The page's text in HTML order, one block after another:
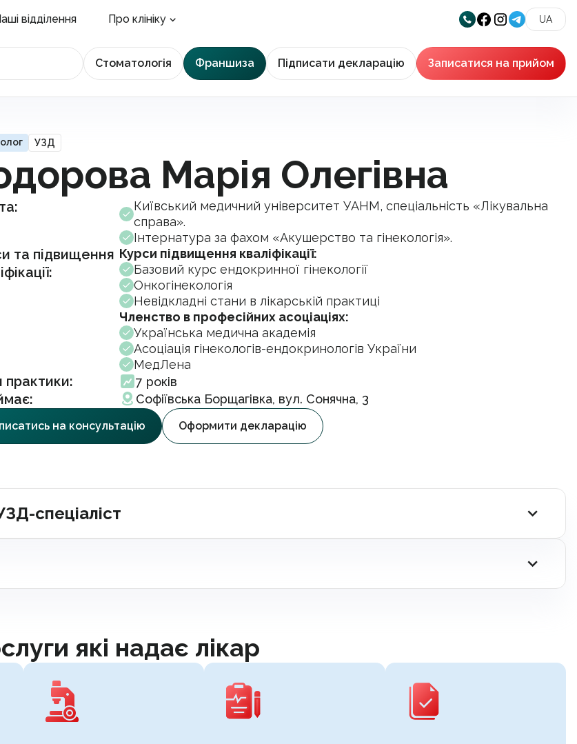
відділення Про клініку UA
Стоматологія Франшиза Підписати декларацію Записатися на прийом
УЗД
Марія Олегівна
Київський медичний університет УАНМ, спеціальність «Лікувальна
справа».
Інтернатура за фахом «Акушерство та гінекологія».
та підвищення Курси підвищення кваліфікації:
Базовий курс ендокринної гінекології
Онкогінекологія
Невідкладні стани в лікарській практиці
Членство в професійних асоціаціях:
Українська медична академія
Асоціація гінекологів-ендокринологів України
МедЛена
практики: 7 років
Софіївська Борщагівка, вул. Сонячна, 3
на консультацію Оформити декларацію
спеціаліст
які надає лікар